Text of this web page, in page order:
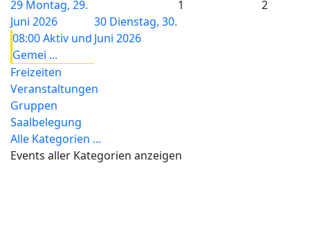
29 Montag, 29.
Juni 2026
08:00 Aktiv und
Gemei ...
30 Dienstag, 30.
Juni 2026
1 2
Freizeiten
Veranstaltungen
Gruppen
Saalbelegung
Alle Kategorien ...
Events aller Kategorien anzeigen